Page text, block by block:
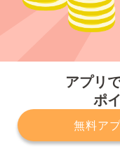
アプリ
ポ
無料ア
プライバシー
サービスに関して